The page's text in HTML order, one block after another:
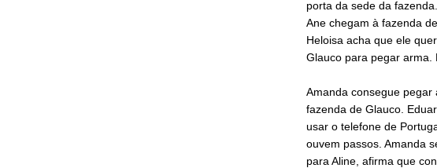
porta da sede da
Ane chegam à fazenda
Heloisa acha que ele
Glauco para pegar arma.
Amanda consegue pegar
fazenda de Glauco.
usar o telefone de
ouvem passos. Amanda
para Aline, afirma que